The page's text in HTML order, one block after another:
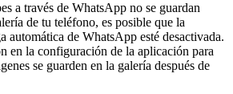
a través de WhatsApp no se guardan
de tu teléfono, es posible que la
automática de WhatsApp esté desactivada.
en la configuración de la aplicación para
se guarden en la galería después de